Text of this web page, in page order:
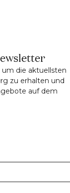
um die aktuellsten
zu erhalten und
auf dem